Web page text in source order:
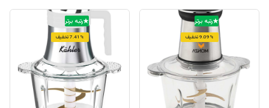
رتبه برتر
9.09% تخفیف
رتبه برتر
7.41% تخفیف